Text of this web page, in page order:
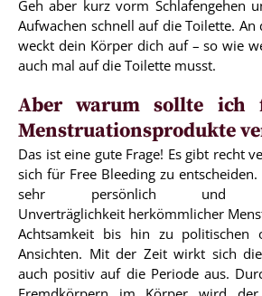
Geh aber kurz vorm Schlafengehen
Aufwachen schnell auf die Toilette. An
weckt dein Körper dich auf – so wie
auch mal auf die Toilette musst.
Aber warum sollte ich
Menstruationsprodukte
Das ist eine gute Frage! Es gibt recht
sich für Free Bleeding zu
sehr persönlich und
Unverträglichkeit herkömmlicher
Achtsamkeit bis hin zu politischen
Ansichten. Mit der Zeit wirkt sich
auch positiv auf die Periode aus.